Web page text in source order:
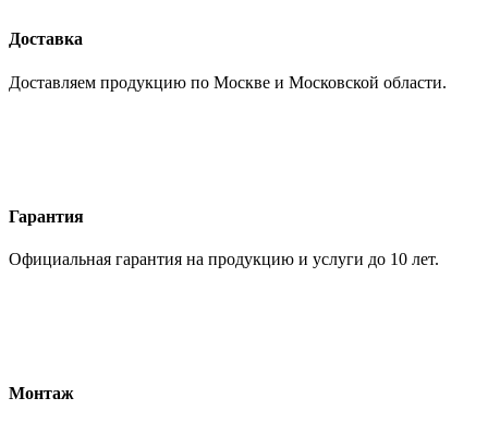
Доставка
Доставляем продукцию по Москве и Московской области.
Гарантия
Официальная гарантия на продукцию и услуги до 10 лет.
Монтаж